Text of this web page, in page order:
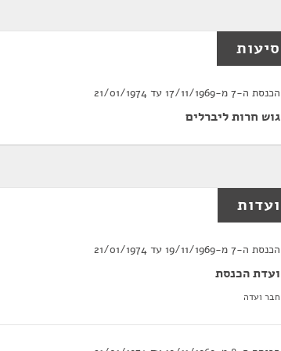
סיעות
הכנסת ה-7 מ-17/11/1969 עד 21/01/1974
גוש חרות ליברלים
ועדות
הכנסת ה-7 מ-19/11/1969 עד 21/01/1974
ועדת הכנסת
חבר ועדה